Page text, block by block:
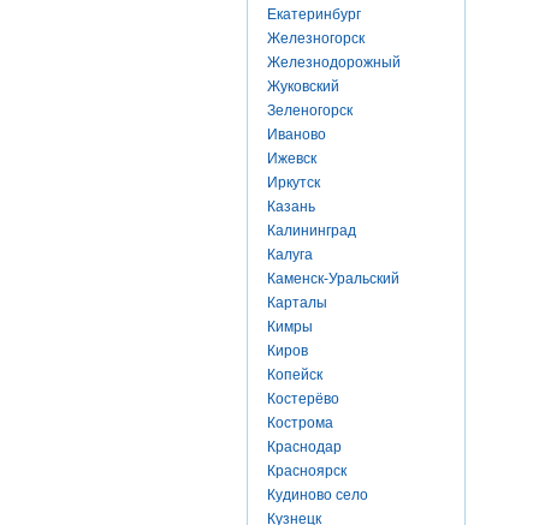
Екатеринбург
Железногорск
Железнодорожный
Жуковский
Зеленогорск
Иваново
Ижевск
Иркутск
Казань
Калининград
Калуга
Каменск-Уральский
Карталы
Кимры
Киров
Копейск
Костерёво
Кострома
Краснодар
Красноярск
Кудиново село
Кузнецк